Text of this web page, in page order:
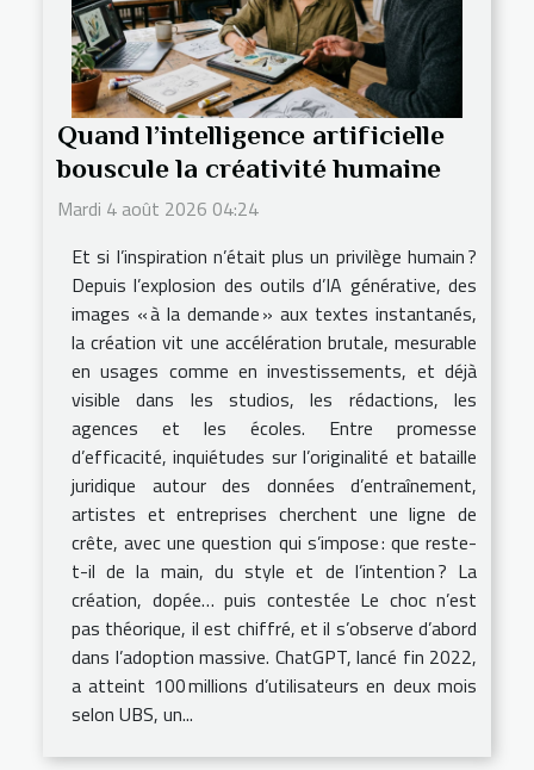
Quand l’intelligence artificielle
bouscule la créativité humaine
Mardi 4 août 2026 04:24
Et si l’inspiration n’était plus un privilège humain ?
Depuis l’explosion des outils d’IA générative, des
images « à la demande » aux textes instantanés,
la création vit une accélération brutale, mesurable
en usages comme en investissements, et déjà
visible dans les studios, les rédactions, les
agences et les écoles. Entre promesse
d’efficacité, inquiétudes sur l’originalité et bataille
juridique autour des données d’entraînement,
artistes et entreprises cherchent une ligne de
crête, avec une question qui s’impose : que reste-
t-il de la main, du style et de l’intention ? La
création, dopée… puis contestée Le choc n’est
pas théorique, il est chiffré, et il s’observe d’abord
dans l’adoption massive. ChatGPT, lancé fin 2022,
a atteint 100 millions d’utilisateurs en deux mois
selon UBS, un...